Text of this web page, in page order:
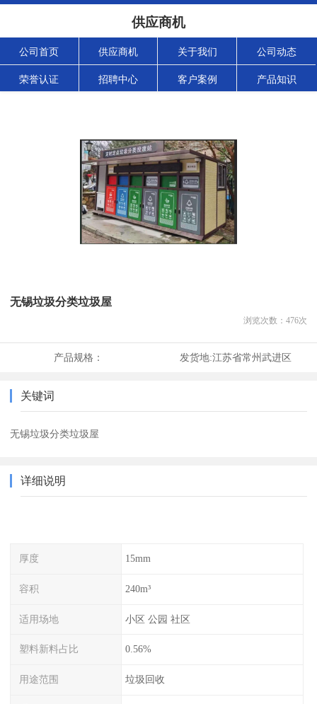
供应商机
公司首页 供应商机 关于我们 公司动态
荣誉认证 招聘中心 客户案例 产品知识
无锡垃圾分类垃圾屋
浏览次数： 476次
产品规格： 发货地:江苏省常州武进区
关键词
无锡垃圾分类垃圾屋
详细说明
厚度 15mm
容积 240m³
适用场地 小区 公园 社区
塑料新料占比 0.56%
用途范围 垃圾回收